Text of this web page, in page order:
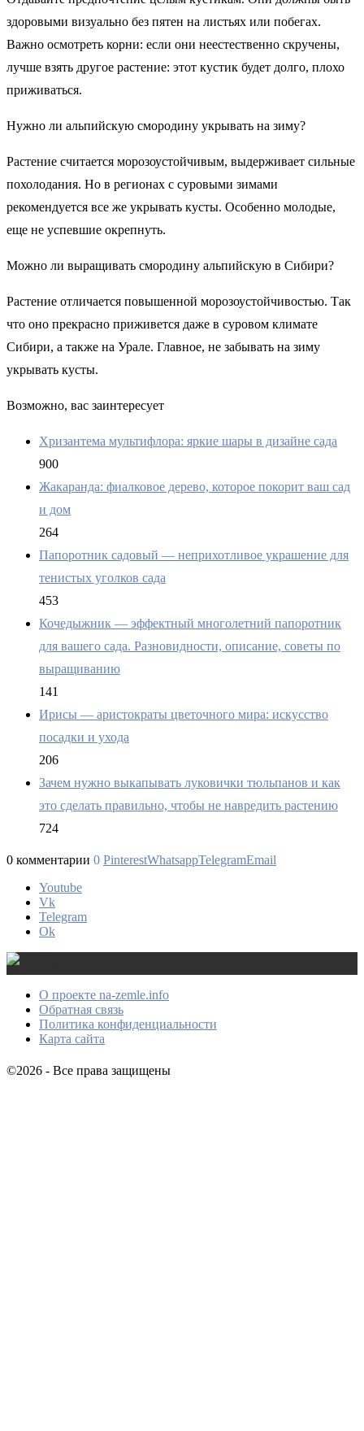
здоровыми визуально без пятен на листьях или побегах.
Важно осмотреть корни: если они неестественно скручены,
лучше взять другое растение: этот кустик будет долго, плохо
приживаться.
Нужно ли альпийскую смородину укрывать на зиму?
Растение считается морозоустойчивым, выдерживает сильные
похолодания. Но в регионах с суровыми зимами
рекомендуется все же укрывать кусты. Особенно молодые,
еще не успевшие окрепнуть.
Можно ли выращивать смородину альпийскую в Сибири?
Растение отличается повышенной морозоустойчивостью. Так
что оно прекрасно приживется даже в суровом климате
Сибири, а также на Урале. Главное, не забывать на зиму
укрывать кусты.
Возможно, вас заинтересует
Хризантема мультифлора: яркие шары в дизайне сада
900
Жакаранда: фиалковое дерево, которое покорит ваш сад
и дом
264
Папоротник садовый — неприхотливое украшение для
тенистых уголков сада
453
Кочедыжник — эффектный многолетний папоротник
для вашего сада. Разновидности, описание, советы по
выращиванию
141
Ирисы — аристократы цветочного мира: искусство
посадки и ухода
206
Зачем нужно выкапывать луковички тюльпанов и как
это сделать правильно, чтобы не навредить растению
724
0 комментарии 0 PinterestWhatsappTelegramEmail
Youtube
Vk
Telegram
Ok
О проекте na-zemle.info
Обратная связь
Политика конфиденциальности
Карта сайта
©2026 - Все права защищены